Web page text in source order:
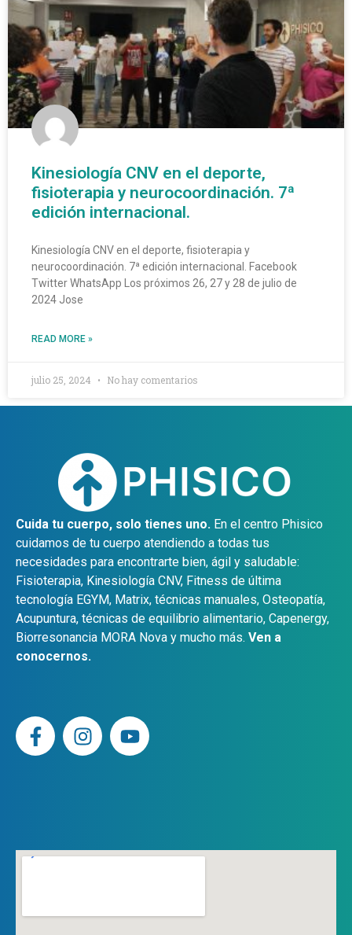
Kinesiología CNV en el deporte,
fisioterapia y neurocoordinación. 7ª
edición internacional.
Kinesiología CNV en el deporte, fisioterapia y
neurocoordinación. 7ª edición internacional. Facebook
Twitter WhatsApp Los próximos 26, 27 y 28 de julio de
2024 Jose
READ MORE »
julio 25, 2024 No hay comentarios
Cuida tu cuerpo, solo tienes uno. En el centro Phisico
cuidamos de tu cuerpo atendiendo a todas tus
necesidades para encontrarte bien, ágil y saludable:
Fisioterapia, Kinesiología CNV, Fitness de última
tecnología EGYM, Matrix, técnicas manuales, Osteopatía,
Acupuntura, técnicas de equilibrio alimentario, Capenergy,
Biorresonancia MORA Nova y mucho más. Ven a
conocernos.